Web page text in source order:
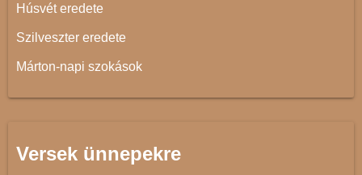
Húsvét eredete
Szilveszter eredete
Márton-napi szokások
Versek ünnepekre